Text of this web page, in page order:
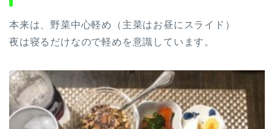
本来は、野菜中心軽め（主菜はお昼にスライド）
夜は寝るだけなので軽めを意識しています。